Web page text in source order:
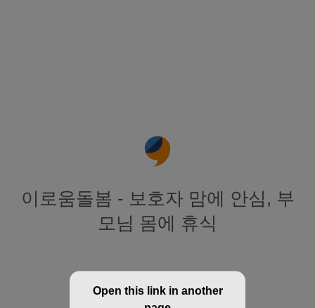
이로움돌봄 - 보호자 맘에 안심, 부
모님 몸에 휴식